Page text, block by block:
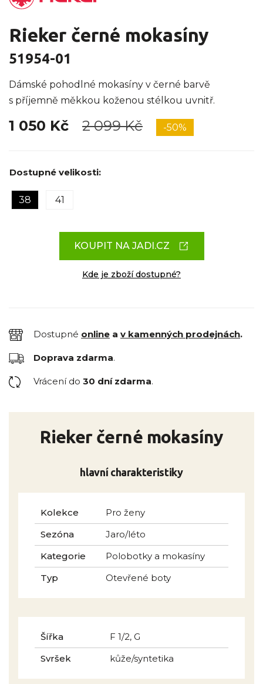
Rieker černé mokasíny
51954-01
Dámské pohodlné mokasíny v černé barvě
s příjemně měkkou koženou stélkou uvnitř.
1 050 Kč 2 099 Kč -50%
Dostupné velikosti:
38 41
KOUPIT NA JADI.CZ
Kde je zboží dostupné?
Dostupné online a v kamenných prodejnách.
Doprava zdarma.
Vrácení do 30 dní zdarma.
Rieker černé mokasíny
hlavní charakteristiky
Kolekce
Pro ženy
Sezóna
Jaro/léto
Kategorie
Polobotky a mokasíny
Typ
Otevřené boty
Šířka
F 1/2, G
Svršek
kůže/syntetika